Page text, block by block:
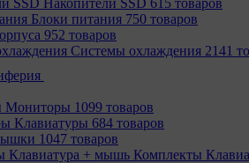
Накопители SSD 615 товаров
Блоки питания 750 товаров
952 товаров
Системы охлаждения 2141
Мониторы 1099 товаров
Клавиатуры 684 товаров
1047 товаров
Комплекты